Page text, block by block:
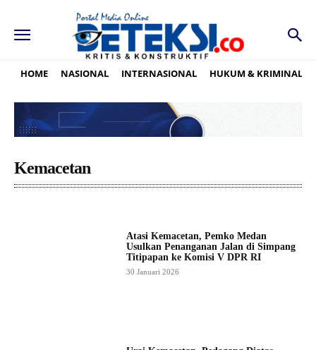
HOME NASIONAL INTERNASIONAL HUKUM & KRIMINAL
Kemacetan
Atasi Kemacetan, Pemko Medan
Usulkan Penanganan Jalan di Simpang
Titipapan ke Komisi V DPR RI
30 Januari 2026